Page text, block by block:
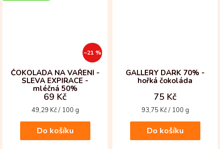
–21 %
ČOKOLÁDA NA VAŘENÍ -
SLEVA EXPIRACE -
mléčná 50%
69 Kč
Měrná
49,29 Kč / 100 g
Do košíku
GALLERY DARK 70% -
hořká čokoláda
75 Kč
Měrná
93,75 Kč / 100 g
Do košíku